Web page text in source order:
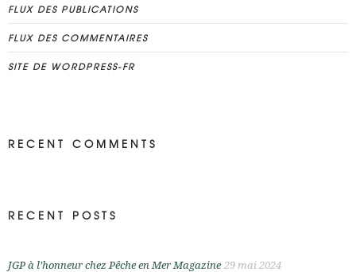
FLUX DES PUBLICATIONS
FLUX DES COMMENTAIRES
SITE DE WORDPRESS-FR
RECENT COMMENTS
RECENT POSTS
JGP à l’honneur chez Pêche en Mer Magazine 29 mai 2024